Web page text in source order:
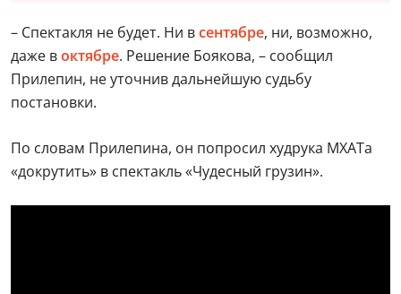
– Спектакля не будет. Ни всентябре, ни, возможно,
даже воктябре. Решение Боякова, – сообщил
Прилепин, не уточнив дальнейшую судьбу
постановки.
По словам Прилепина, он попросил худрука МХАТа
«докрутить» в спектакль «Чудесный грузин».